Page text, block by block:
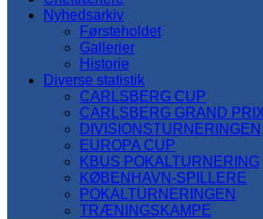
Nyhedsarkiv
Førsteholdet
Gallerier
Historie
Diverse statistik
CARLSBERG CUP
CARLSBERG GRAND
DIVISIONSTURNERINGEN
EUROPA CUP
KBUS POKALTURNERING
KØBENHAVN-SPILLERE
POKALTURNERINGEN
TRÆNINGSKAMPE